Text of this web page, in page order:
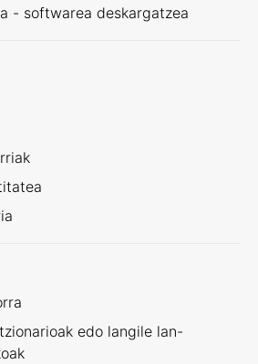
- softwarea deskargatzea
edo langile lan-